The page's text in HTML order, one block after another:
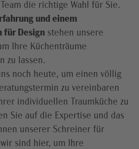
die richtige Wahl für Sie.
und einem
für Design stehen unsere
Ihre Küchenträume
zu lassen.
noch heute, um einen völlig
zu vereinbaren
individuellen Traumküche zu
Sie auf die Expertise und das
unserer Schreiner für
sind hier, um Ihre